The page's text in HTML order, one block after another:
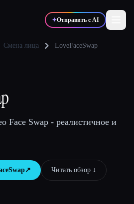
✦Отправить с AI
Смена лица LoveFaceSwap
Face Swap - реалистичное и
↗︎ Читать обзор ↓︎